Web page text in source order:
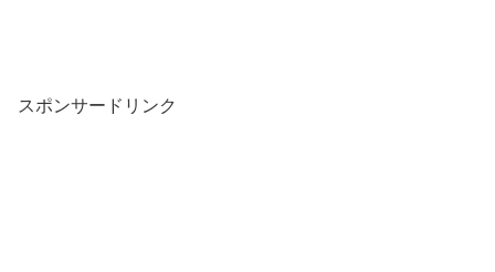
スポンサードリンク